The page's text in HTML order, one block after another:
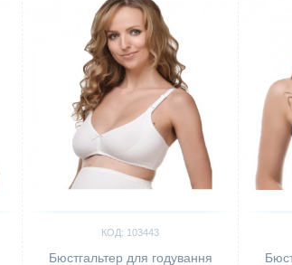
КОД: 103443
Бюстгальтер для годування